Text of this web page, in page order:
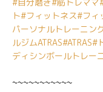
ト#フィットネス#フィ
パーソナルトレーニン
ルジムATRAS#ATRAS#
ディシンボールトレー
~~~~~~~~~~~